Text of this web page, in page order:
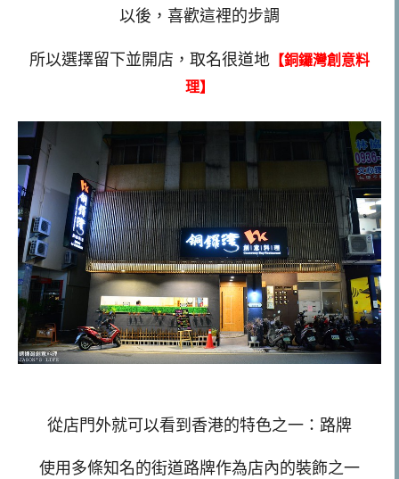
以後，喜歡這裡的步調
所以選擇留下並開店，取名很道地 【銅鑼灣創意料
理】
從店門外就可以看到香港的特色之一：路牌
使用多條知名的街道路牌作為店內的裝飾之一